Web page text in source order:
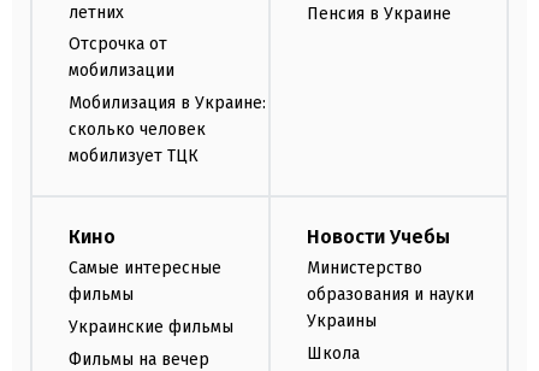
летних
Отсрочка от
мобилизации
Мобилизация в Украине:
сколько человек
мобилизует ТЦК
Пенсия в Украине
Кино
Самые интересные
фильмы
Украинские фильмы
Фильмы на вечер
Новости Учебы
Министерство
образования и науки
Украины
Школа